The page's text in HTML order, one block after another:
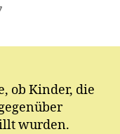
ob Kinder, die
wurden.